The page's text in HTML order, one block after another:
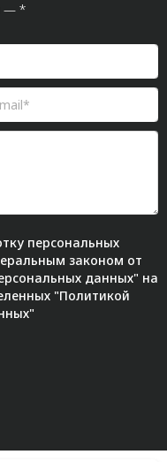
— *
персональных
законом от
данных" на
"Политикой